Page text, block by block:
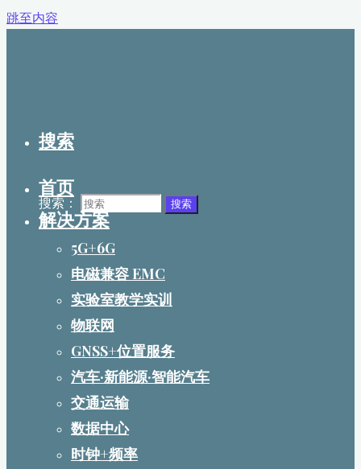
跳至内容
搜索
搜索： 搜索
首页
解决方案
5G+6G
电磁兼容 EMC
实验室教学实训
物联网
GNSS+位置服务
汽车·新能源·智能汽车
交通运输
数据中心
时钟+频率